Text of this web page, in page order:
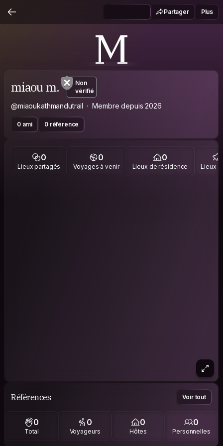
Partager Plus
M
miaou m.
Non
vérifié
@miaoukathmandutrail Membre depuis 2026
0 ami 0 référence
0
Lieux partagés
0
Voyages à venir
0
Lieux de résidence Lieux
Références Voir tout
0
Total
0
Voyageurs
0
Hôtes
0
Personnelles